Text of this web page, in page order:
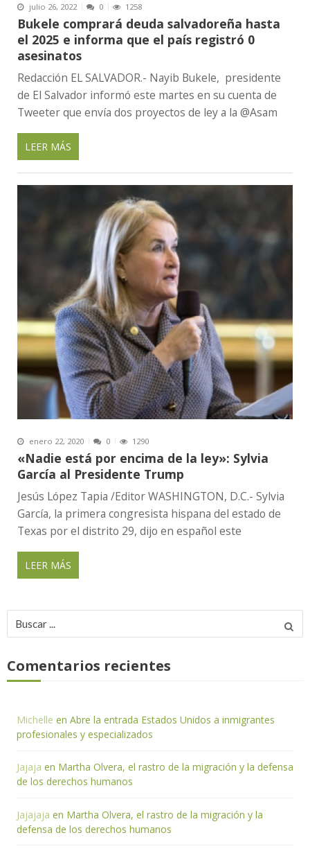
julio 26, 2022 0 1258
Bukele comprará deuda salvadoreña hasta
el 2025 e informa que el país registró 0
asesinatos
Redacción EL SALVADOR.- Nayib Bukele, presidente
de El Salvador informó este martes en su cuenta de
Tweeter que envía dos proyectos de ley a la @Asam
LEER MÁS
enero 22, 2020 0 1290
«Nadie está por encima de la ley»: Sylvia
García al Presidente Trump
Jesús López Tapia /Editor WASHINGTON, D.C.- Sylvia
García, la primera congresista hispana del estado de
Texas por el distrito 29, dijo en español este
LEER MÁS
Buscar
por:
Comentarios recientes
Michelle en Abre la entrada Estados Unidos a inmigrantes
profesionales y especializados
Jajaja en Martha Olvera, el rastro de la migración y la defensa
de los derechos humanos
Jajajaja en Martha Olvera, el rastro de la migración y la
defensa de los derechos humanos